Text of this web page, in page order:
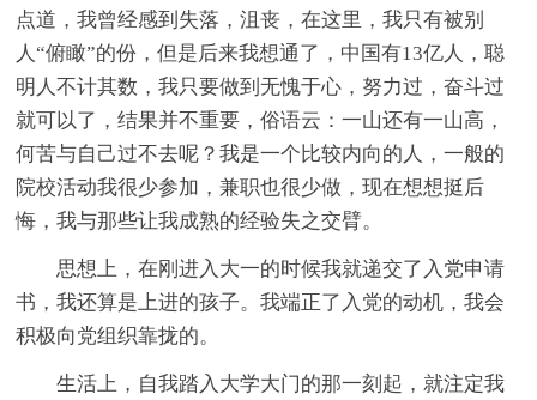
点道，我曾经感到失落，沮丧，在这里，我只有被别
人“俯瞰”的份，但是后来我想通了，中国有13亿人，聪
明人不计其数，我只要做到无愧于心，努力过，奋斗过
就可以了，结果并不重要，俗语云：一山还有一山高，
何苦与自己过不去呢？我是一个比较内向的人，一般的
院校活动我很少参加，兼职也很少做，现在想想挺后
悔，我与那些让我成熟的经验失之交臂。
思想上，在刚进入大一的时候我就递交了入党申请
书，我还算是上进的孩子。我端正了入党的动机，我会
积极向党组织靠拢的。
生活上，自我踏入大学大门的那一刻起，就注定我